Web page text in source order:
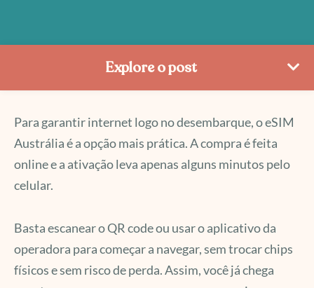
Explore o post
Para garantir internet logo no desembarque, o eSIM
Austrália é a opção mais prática. A compra é feita
online e a ativação leva apenas alguns minutos pelo
celular.
Basta escanear o QR code ou usar o aplicativo da
operadora para começar a navegar, sem trocar chips
físicos e sem risco de perda. Assim, você já chega